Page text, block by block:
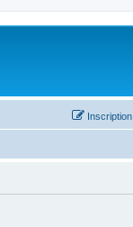
Inscription